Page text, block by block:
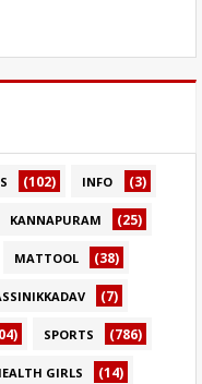
(102) INFO (3)
KANNAPURAM (25)
MATTOOL (38)
(7)
SPORTS (786)
GIRLS (14)